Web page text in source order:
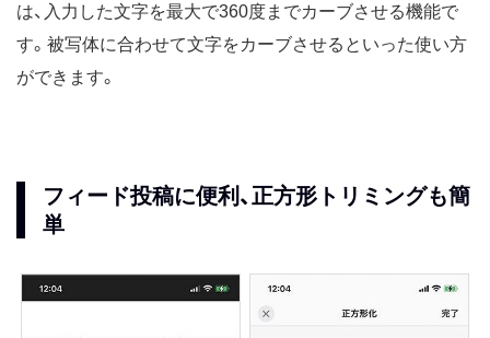
は、入力した文字を最大で360度までカーブさせる機能で
す。被写体に合わせて文字をカーブさせるといった使い方
ができます。
フィード投稿に便利、正方形トリミングも簡
単